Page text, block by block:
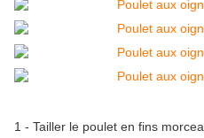
1 - Tailler le poulet en fins